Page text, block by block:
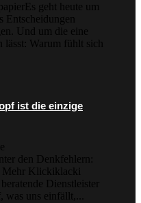
geht heute um
Und um die eine
Warum fühlt sich
ist die einzige
den Denkfehlern:
Mehr Klickiklacki
Dienstleister
was uns einfällt,...